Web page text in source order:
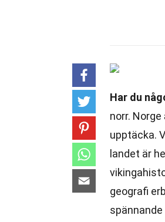
Har du
norr.
upptäcka.
landet är
geografi